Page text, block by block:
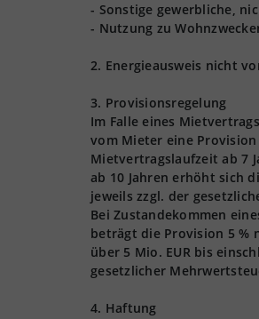
- Sonstige gewerbliche,
- Nutzung zu
2. Energieausweis nicht
3. Provisionsregelung
Im Falle eines
vom Mieter eine
Mietvertragslaufzeit ab 7
ab 10 Jahren erhöht sich
jeweils zzgl. der
Bei Zustandekommen
beträgt die Provision 5 %
über 5 Mio. EUR bis
gesetzlicher
4. Haftung